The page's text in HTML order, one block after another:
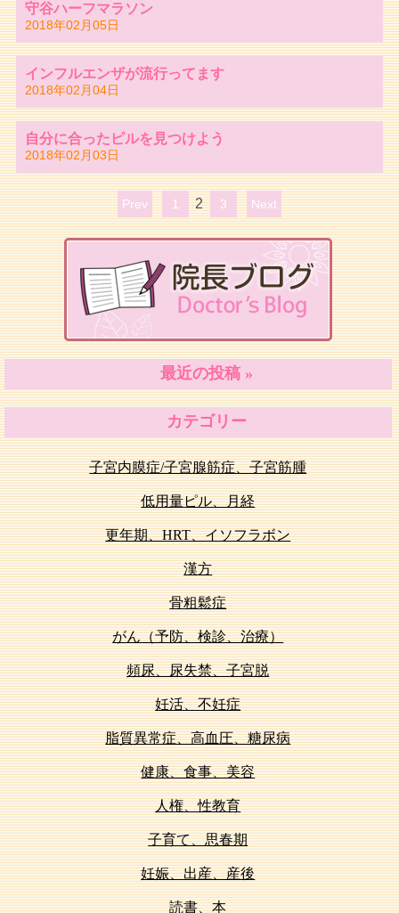
守谷ハーフマラソン
2018年02月05日
インフルエンザが流行ってます
2018年02月04日
自分に合ったピルを見つけよう
2018年02月03日
Prev 1 2 3 Next
最近の投稿 »
カテゴリー
子宮内膜症/子宮腺筋症、子宮筋腫
低用量ピル、月経
更年期、HRT、イソフラボン
漢方
骨粗鬆症
がん（予防、検診、治療）
頻尿、尿失禁、子宮脱
妊活、不妊症
脂質異常症、高血圧、糖尿病
健康、食事、美容
人権、性教育
子育て、思春期
妊娠、出産、産後
読書、本